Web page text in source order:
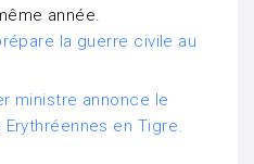
année.
la guerre civile au
ministre annonce le
en Tigre.